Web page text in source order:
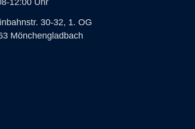
30-32, 1. OG
Mönchengladbach